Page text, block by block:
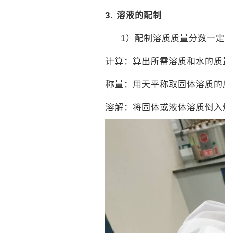
3. 溶液的配制
1）配制溶质质量分数一
计算：算出所需溶质和水的
称量：用天平称取固体溶质
溶解：将固体或液体溶质倒